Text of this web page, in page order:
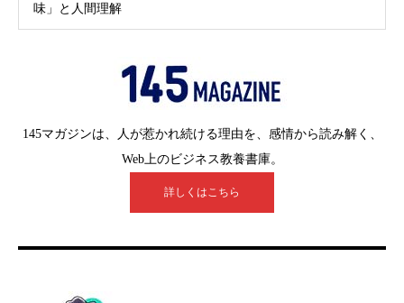
味」と人間理解
145マガジンは、人が惹かれ続ける理由を、感情から読み解く、
Web上のビジネス教養書庫。
詳しくはこちら